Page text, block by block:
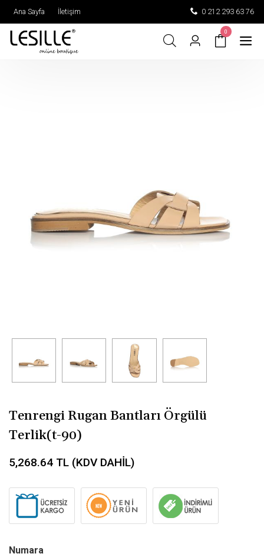
Ana Sayfa İletişim 0 212 293 63 76
0
Tenrengi Rugan Bantları Örgülü
Terlik(t-90)
5,268.64TL (KDV DAHİL)
Numara